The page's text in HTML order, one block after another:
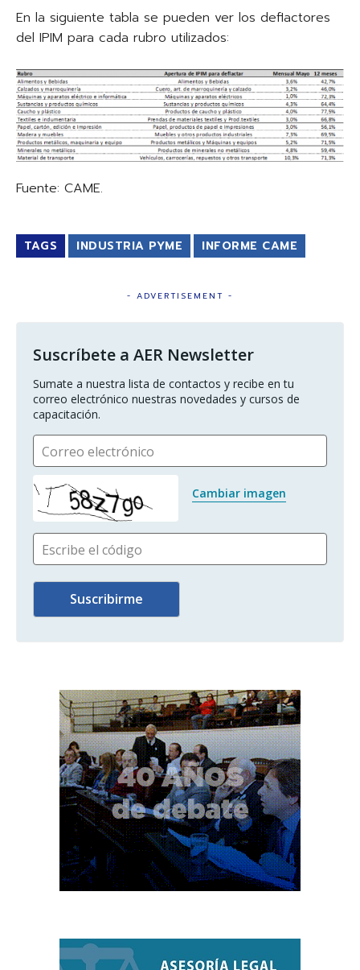
En la siguiente tabla se pueden ver los deflactores
del IPIM para cada rubro utilizados:
Fuente: CAME.
TAGS INDUSTRIA PYME INFORME CAME
- ADVERTISEMENT -
Suscríbete a AER Newsletter
Sumate a nuestra lista de contactos y recibe en tu
correo electrónico nuestras novedades y cursos de
capacitación.
Correo electrónico
Cambiar imagen
Escribe el código